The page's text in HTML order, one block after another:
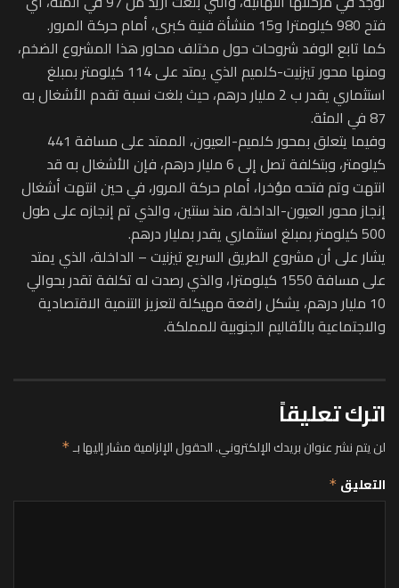
فتح 980 كيلومترا و15 منشأة فنية كبرى، أمام حركة المرور.
كما تابع الوفد شروحات حول مختلف محاور هذا المشروع الضخم،
ومنها محور تيزنيت-كلميم الذي يمتد على 114 كيلومتر بمبلغ
استثماري يقدر ب 2 مليار درهم، حيث بلغت نسبة تقدم الأشغال به
87 في المئة.
وفيما يتعلق بمحور كلميم-العيون، الممتد على مسافة 441
كيلومتر، وبتكلفة تصل إلى 6 مليار درهم، فإن الأشغال به قد
انتهت وتم فتحه مؤخرا، أمام حركة المرور، في حين انتهت أشغال
إنجاز محور العيون-الداخلة، منذ سنتين، والذي تم إنجازه على طول
500 كيلومتر بمبلغ استثماري يقدر بمليار درهم.
يشار على أن مشروع الطريق السريع تيزنيت – الداخلة، الذي يمتد
على مسافة 1550 كيلومترا، والذي رصدت له تكلفة تقدر بحوالي
10 مليار درهم، يشكل رافعة مهيكلة لتعزيز التنمية الاقتصادية
والاجتماعية بالأقاليم الجنوبية للمملكة.
اترك تعليقاً
لن يتم نشر عنوان بريدك الإلكتروني.الحقول الإلزامية مشار إليها بـ*
التعليق *